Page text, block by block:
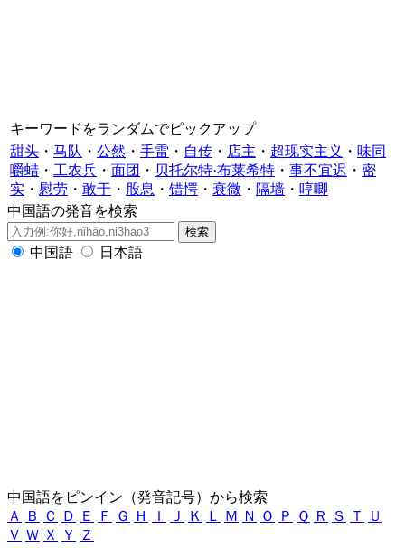
キーワードをランダムでピックアップ
甜头 ・ 马队 ・ 公然 ・ 手雷 ・ 自传 ・ 店主 ・ 超现实主义 ・ 味同
嚼蜡 ・ 工农兵 ・ 面团 ・ 贝托尔特·布莱希特 ・ 事不宜迟 ・ 密
实 ・ 慰劳 ・ 敢于 ・ 股息 ・ 错愕 ・ 衰微 ・ 隔墙 ・ 哼唧
中国語の発音を検索
中国語 日本語
中国語をピンイン（発音記号）から検索
Ａ
Ｂ Ｃ Ｄ Ｅ Ｆ Ｇ Ｈ Ｉ Ｊ Ｋ Ｌ Ｍ Ｎ Ｏ Ｐ Ｑ Ｒ Ｓ Ｔ
Ｕ
Ｖ Ｗ Ｘ Ｙ Ｚ